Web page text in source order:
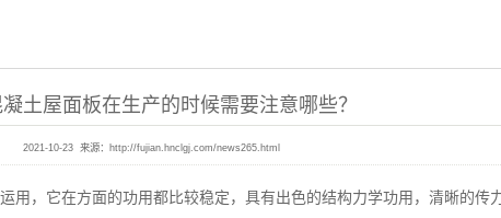
土屋面板在生产的时候需要注意哪些？
2021-10-23 来源： http://fujian.hnclgj.com/news265.html
用，它在方面的功用都比较稳定，具有出色的结构力学功用，清晰的传